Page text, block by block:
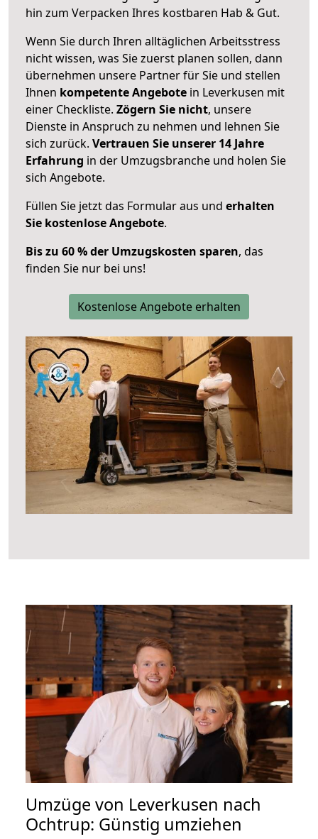
hin zum Verpacken Ihres kostbaren Hab & Gut.
Wenn Sie durch Ihren alltäglichen Arbeitsstress
nicht wissen, was Sie zuerst planen sollen, dann
übernehmen unsere Partner für Sie und stellen
Ihnen kompetente Angebote in Leverkusen mit
einer Checkliste. Zögern Sie nicht, unsere
Dienste in Anspruch zu nehmen und lehnen Sie
sich zurück. Vertrauen Sie unserer 14 Jahre
Erfahrung in der Umzugsbranche und holen Sie
sich Angebote.
Füllen Sie jetzt das Formular aus und erhalten
Sie kostenlose Angebote.
Bis zu 60 % der Umzugskosten sparen, das
finden Sie nur bei uns!
Kostenlose Angebote erhalten
Umzüge von Leverkusen nach
Ochtrup: Günstig umziehen